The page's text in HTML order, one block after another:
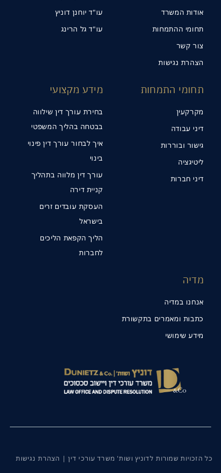
אודות המשרד
תחומי ההתמחות
צור קשר
הצהרת נגישות
עו"ד יוחנן דוניץ
עו"ד גל הרינג
תחומי התמחות
מקרקעין
דיני עבודה
גישור ובוררות
ליטיגציה
דיני חברות
מידע מקצועי
בחירת עורך דין שילווה
בבטחה בהליך המשפטי
איך לבחור עורך דין פינוי
בינוי
עורך דין מלווה בתהליך
קניית דירה
העסקת עובדים זרים
בישראל
הליך הקפאת הליכים
לחברות
מדיה
אנחנו במדיה
כתבות ומאמרים בתקשורת
מידע שימושי
כל הזכויות שמורות לדוניץ ושות' משרד עורכי דין | הצהרת נגישות